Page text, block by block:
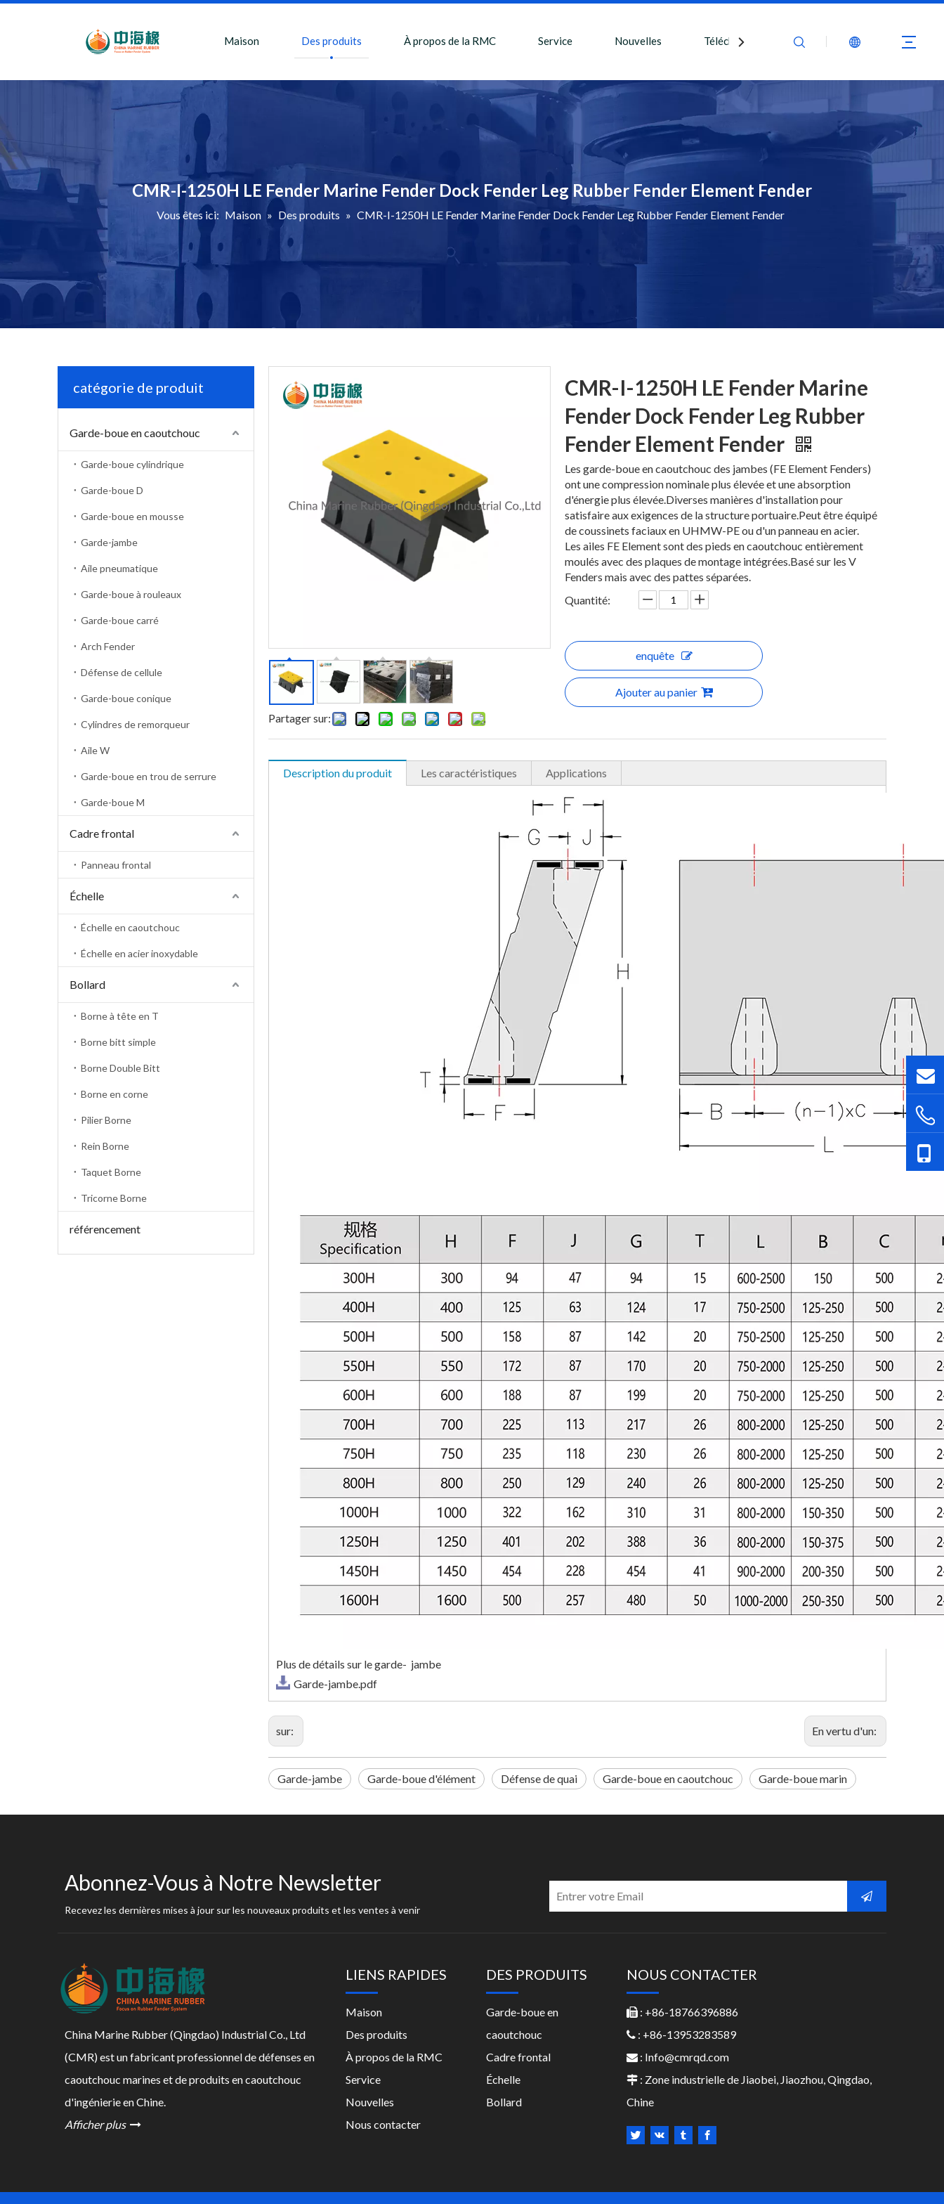
Maison Des produits À propos de la RMC Service Nouvelles Télécharger Nous contacter
CMR-I-1250H LE Fender Marine Fender Dock Fender Leg Rubber Fender Element Fender
Vous êtes ici: Maison » Des produits » CMR-I-1250H LE Fender Marine Fender Dock Fender Leg Rubber Fender Element Fender
catégorie de produit
Garde-boue en caoutchouc
Garde-boue cylindrique
Garde-boue D
Garde-boue en mousse
Garde-jambe
Aile pneumatique
Garde-boue à rouleaux
Garde-boue carré
Arch Fender
Défense de cellule
Garde-boue conique
Cylindres de remorqueur
Aile W
Garde-boue en trou de serrure
Garde-boue M
Cadre frontal
Panneau frontal
Échelle
Échelle en caoutchouc
Échelle en acier inoxydable
Bollard
Borne à tête en T
Borne bitt simple
Borne Double Bitt
Borne en corne
Pilier Borne
Rein Borne
Taquet Borne
Tricorne Borne
référencement
Partager sur:
CMR-I-1250H LE Fender Marine
Fender Dock Fender Leg Rubber
Fender Element Fender
Les garde-boue en caoutchouc des jambes (FE Element Fenders)
ont une compression nominale plus élevée et une absorption
d'énergie plus élevée.Diverses manières d'installation pour
satisfaire aux exigences de la structure portuaire.Peut être équipé
de coussinets faciaux en UHMW-PE ou d'un panneau en acier.
Les ailes FE Element sont des pieds en caoutchouc entièrement
moulés avec des plaques de montage intégrées.Basé sur les V
Fenders mais avec des pattes séparées.
Quantité:
enquête
Ajouter au panier
Description du produit Les caractéristiques Applications
Plus de détails sur le garde- jambe
Garde-jambe.pdf
sur: En vertu d'un:
Garde-jambe Garde-boue d'élément Défense de quai Garde-boue en caoutchouc Garde-boue marin
Abonnez-Vous à Notre Newsletter
Recevez les dernières mises à jour sur les nouveaux produits et les ventes à venir
China Marine Rubber (Qingdao) Industrial Co., Ltd
(CMR) est un fabricant professionnel de défenses en
caoutchouc marines et de produits en caoutchouc
d'ingénierie en Chine.
Afficher plus 
LIENS RAPIDES
Maison
Des produits
À propos de la RMC
Service
Nouvelles
Nous contacter
DES PRODUITS
Garde-boue en
caoutchouc
Cadre frontal
Échelle
Bollard
NOUS CONTACTER
 : +86-18766396886
 : +86-13953283589
 : Info@cmrqd.com
 : Zone industrielle de Jiaobei, Jiaozhou, Qingdao,
Chine